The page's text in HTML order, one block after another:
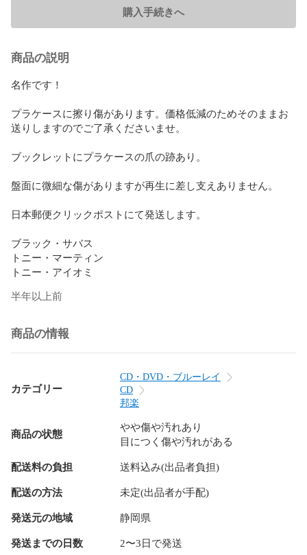
購入手続きへ
商品の説明
名作です！
プラケースに擦り傷があります。価格低減のためそのままお
送りしますのでご了承くださいませ。
ブックレットにプラケースの爪の跡あり。
盤面に微細な傷がありますが再生に差し支えありません。
日本郵便クリックポストにて発送します。
ブラック・サバス
トニー・マーティン
トニー・アイオミ
半年以上前
商品の情報
カテゴリー
CD・DVD・ブルーレイ
CD
邦楽
商品の状態
やや傷や汚れあり
目につく傷や汚れがある
配送料の負担 送料込み(出品者負担)
配送の方法 未定(出品者が手配)
発送元の地域 静岡県
発送までの日数 2〜3日で発送